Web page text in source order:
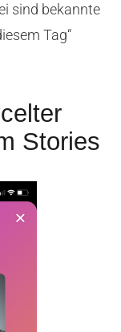
sind bekannte
Tag“
Stories